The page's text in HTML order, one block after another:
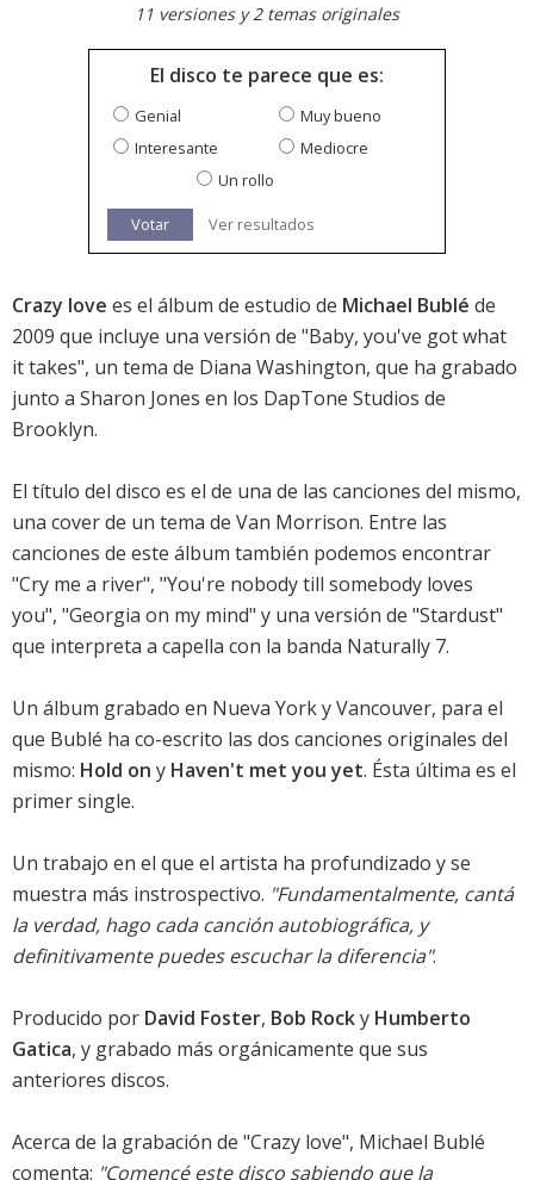
11 versiones y 2 temas originales
El disco te parece que es:
Genial
Muy bueno
Interesante
Mediocre
Un rollo
Votar Ver resultados
Crazy love es el álbum de estudio de Michael Bublé de
2009 que incluye una versión de "Baby, you've got what
it takes", un tema de Diana Washington, que ha grabado
junto a Sharon Jones en los DapTone Studios de
Brooklyn.
El título del disco es el de una de las canciones del mismo,
una cover de un tema de Van Morrison. Entre las
canciones de este álbum también podemos encontrar
"Cry me a river", "You're nobody till somebody loves
you", "Georgia on my mind" y una versión de "Stardust"
que interpreta a capella con la banda Naturally 7.
Un álbum grabado en Nueva York y Vancouver, para el
que Bublé ha co-escrito las dos canciones originales del
mismo: Hold on y Haven't met you yet. Ésta última es el
primer single.
Un trabajo en el que el artista ha profundizado y se
muestra más instrospectivo. "Fundamentalmente, cantá
la verdad, hago cada canción autobiográfica, y
definitivamente puedes escuchar la diferencia".
Producido por David Foster, Bob Rocky Humberto
Gatica, y grabado más orgánicamente que sus
anteriores discos.
Acerca de la grabación de "Crazy love", Michael Bublé
comenta: "Comencé este disco sabiendo que la